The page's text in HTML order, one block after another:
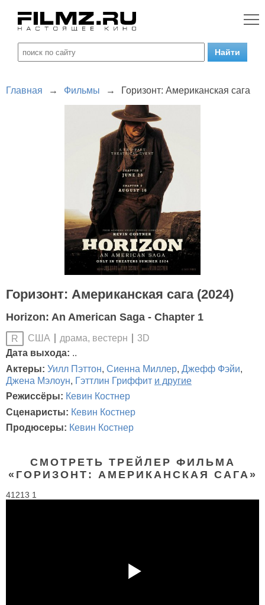
Главная → Фильмы → Горизонт: Американская сага
Горизонт: Американская сага (2024)
Horizon: An American Saga - Chapter 1
R США драма, вестерн
3D
Дата выхода: ..
Актеры: Уилл Пэттон, Сиенна Миллер, Джефф Фэйи,
Джена Мэлоун, Гэттлин Гриффит и другие
Режиссёры: Кевин Костнер
Сценаристы: Кевин Костнер
Продюсеры: Кевин Костнер
СМОТРЕТЬ ТРЕЙЛЕР ФИЛЬМА
«ГОРИЗОНТ: АМЕРИКАНСКАЯ САГА»
41213 1